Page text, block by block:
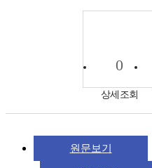
0
상세조회
원문보기